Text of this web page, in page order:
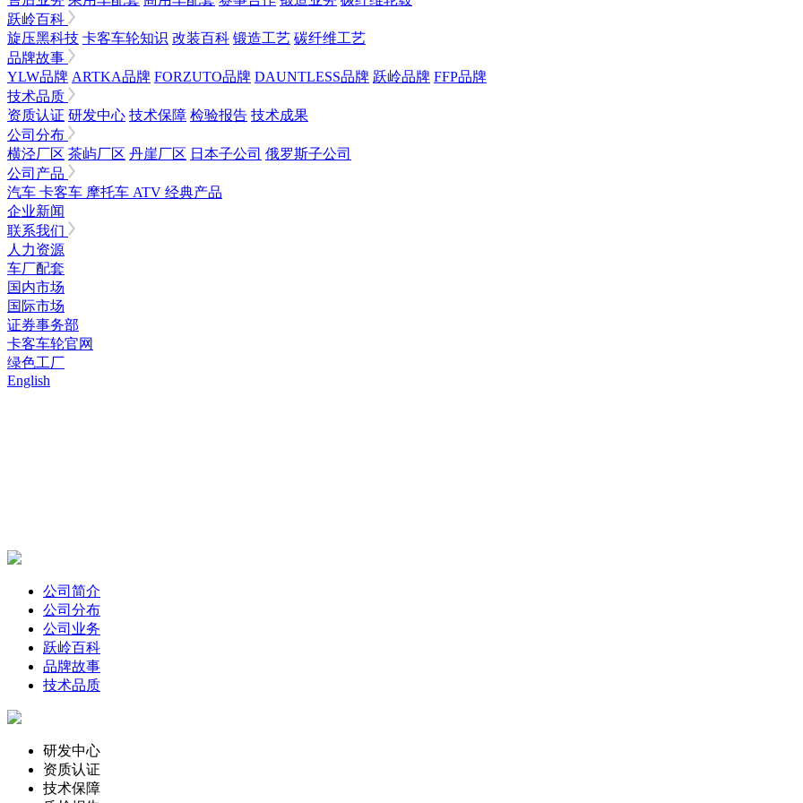
跃岭百科
旋压黑科技 卡客车轮知识 改装百科 锻造工艺 碳纤维工艺
品牌故事
YLW品牌 ARTKA品牌 FORZUTO品牌 DAUNTLESS品牌 跃岭品牌 FFP品牌
技术品质
资质认证 研发中心 技术保障 检验报告 技术成果
公司分布
横泾厂区 茶屿厂区 丹崖厂区 日本子公司 俄罗斯子公司
公司产品
汽车 卡客车 摩托车 ATV 经典产品
企业新闻
联系我们
人力资源
车厂配套
国内市场
国际市场
证券事务部
卡客车轮官网
绿色工厂
English
公司简介
公司分布
公司业务
跃岭百科
品牌故事
技术品质
研发中心
资质认证
技术保障